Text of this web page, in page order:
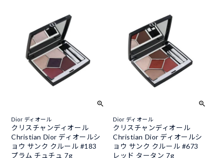
Dior ディオール
クリスチャンディオール
Christian Dior ディオールシ
ョウ サンク クルール #183
プラム チュチュ 7g
Dior ディオール
クリスチャンディオール
Christian Dior ディオールシ
ョウ サンク クルール #673
レッド タータン 7g